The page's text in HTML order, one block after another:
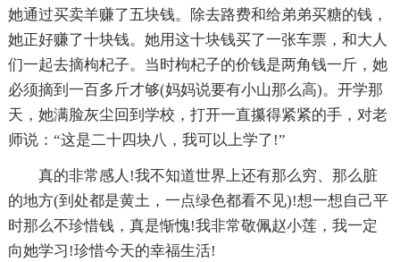
她通过买卖羊赚了五块钱。除去路费和给弟弟买糖的钱，
她正好赚了十块钱。她用这十块钱买了一张车票，和大人
们一起去摘枸杞子。当时枸杞子的价钱是两角钱一斤，她
必须摘到一百多斤才够(妈妈说要有小山那么高)。开学那
天，她满脸灰尘回到学校，打开一直攥得紧紧的手，对老
师说：“这是二十四块八，我可以上学了!”
真的非常感人!我不知道世界上还有那么穷、那么脏
的地方(到处都是黄土，一点绿色都看不见)!想一想自己平
时那么不珍惜钱，真是惭愧!我非常敬佩赵小莲，我一定
向她学习!珍惜今天的幸福生活!